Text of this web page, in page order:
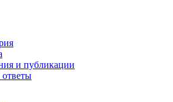
и публикации